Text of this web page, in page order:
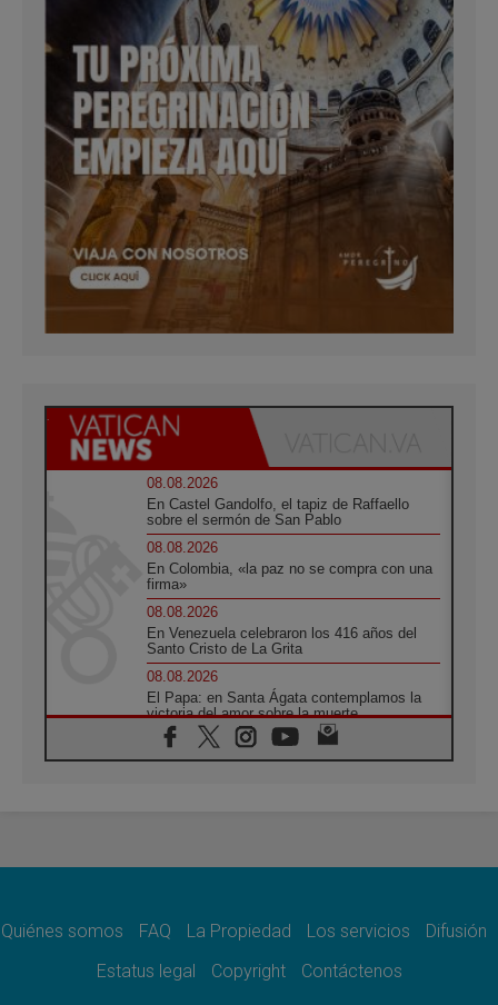
08.08.2026
En Castel Gandolfo, el tapiz de Raffaello
sobre el sermón de San Pablo
08.08.2026
En Colombia, «la paz no se compra con una
firma»
08.08.2026
En Venezuela celebraron los 416 años del
Santo Cristo de La Grita
08.08.2026
El Papa: en Santa Ágata contemplamos la
victoria del amor sobre la muerte
08.08.2026
León XIV visitará el Santuario de la Madre
07.08.2026
07.08.2026
el compromiso del cristiano"
Quiénes somos FAQ La Propiedad Los servicios
Difusión
Estatus legal
Copyright Contáctenos